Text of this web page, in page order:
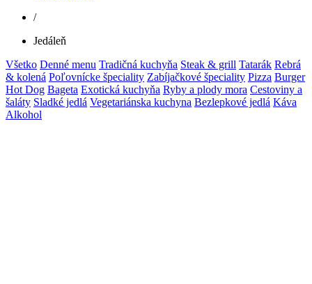
/
Jedáleň
Všetko Denné menu Tradičná kuchyňa Steak & grill Tatarák Rebrá
& kolená Poľovnícke špeciality Zabíjačkové špeciality Pizza Burger
Hot Dog Bageta Exotická kuchyňa Ryby a plody mora Cestoviny a
šaláty Sladké jedlá Vegetariánska kuchyna Bezlepkové jedlá Káva
Alkohol